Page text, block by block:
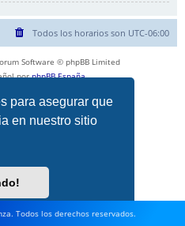
para asegurar que
en nuestro sitio
Todos los horarios son UTC-06:00
Software © phpBB Limited
porphpBB España
Todos los derechos reservados.